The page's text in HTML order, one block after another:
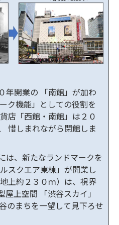
年開業の 「南館」が加わ
ク機能」としての役割を
店「西館・南館」は２０
惜しまれながら閉館しま
は、新たなランドマークを
スクエア東棟」が開業し
上約２３０ｍ）は、視界
上空間 「渋谷スカイ」
のまちを一望して見下ろせ